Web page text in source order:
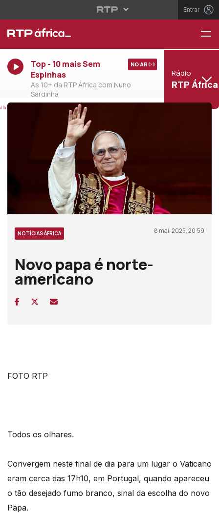
Entrar
Top - 10 mais Sem
Espinhas
As 10+ da RTP África com Nuno
Sardinha
NO AR
Rádio
RTP África
NOTÍCIAS ÁFRICA 8 mai, 2025, 20:59
Novo papa é norte-
americano
FOTO RTP
Todos os olhares.
Convergem neste final de dia para um lugar o Vaticano
eram cerca das 17h10, em Portugal, quando apareceu
o tão desejado fumo branco, sinal da escolha do novo
Papa.